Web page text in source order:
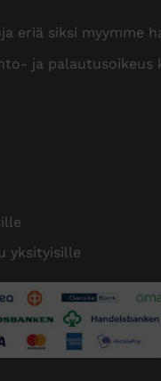
eriä siksi myymme
ja
yksityisille